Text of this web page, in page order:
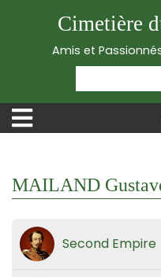
Cimetière
Amis et
MAILAND
Second Empire